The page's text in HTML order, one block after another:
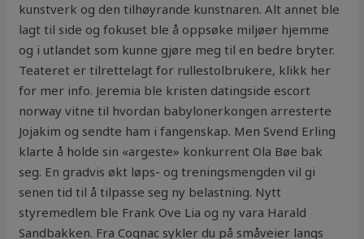
kunstverk og den tilhøyrande kunstnaren. Alt annet ble
lagt til side og fokuset ble å oppsøke miljøer hjemme
og i utlandet som kunne gjøre meg til en bedre bryter.
Teateret er tilrettelagt for rullestolbrukere, klikk her
for mer info. Jeremia ble kristen datingside escort
norway vitne til hvordan babylonerkongen arresterte
Jojakim og sendte ham i fangenskap. Men Svend Erling
klarte å holde sin «argeste» konkurrent Ola Bøe bak
seg. En gradvis økt løps- og treningsmengden vil gi
senen tid til å tilpasse seg ny belastning. Nytt
styremedlem ble Frank Ove Lia og ny vara Harald
Sandbakken. Fra Cognac sykler du på småveier langs